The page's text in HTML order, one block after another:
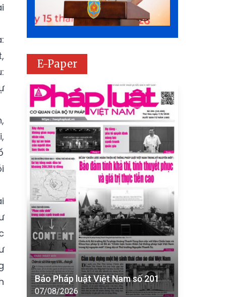
E-Paper
Báo Pháp luật Việt Nam số 201
07/08/2026